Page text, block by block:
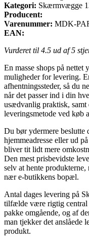
Kategori: Skærmvægge
Producent:
Varenummer: MDK-
EAN:
Vurderet til 4.5 ud af 5
En masse shops på
muligheder for levering.
afhentningssteder, så du
når det passer ind i din
usædvanlig praktisk, samt
leveringsmetode ved
Du bør ydermere
hjemmeadresse eller ud
bliver tit lidt mere
Den mest prisbevidste
selv at hente
nær e-butikkens bopæl.
Antal dages levering på
tilfælde være rigtig central
pakke omgående, og af
man tjekker det anslåede
produkt.